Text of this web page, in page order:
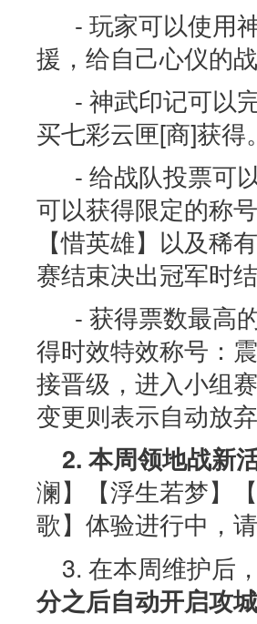
- 玩家可以使用
援，给自己心仪的
- 神武印记可以
买七彩云匣[商]获得。
- 给战队投票可
可以获得限定的称
【惜英雄】以及稀
赛结束决出冠军时
- 获得票数最高
得时效特效称号：
接晋级，进入小组
变更则表示自动放弃
2. 本周领地战新
澜】【浮生若梦】
歌】体验进行中，
3. 在本周维护后，
分之后自动开启攻城